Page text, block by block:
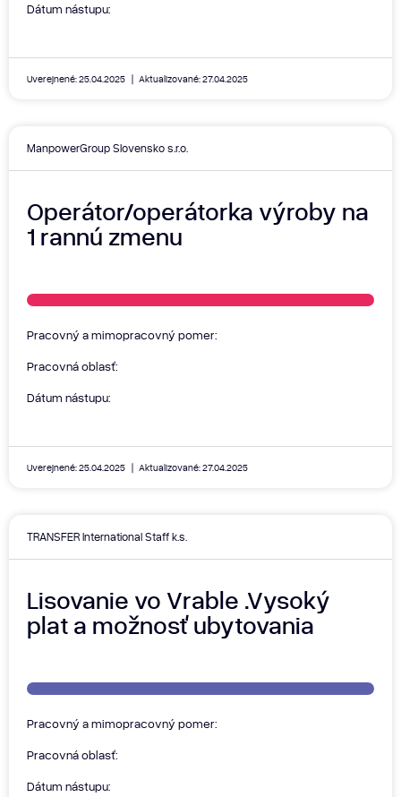
Dátum nástupu:
Uverejnené: 25.04.2025 Aktualizované: 27.04.2025
ManpowerGroup Slovensko s.r.o.
Operátor/operátorka výroby na
1 rannú zmenu
Pracovný a mimopracovný pomer:
Pracovná oblasť:
Dátum nástupu:
Uverejnené: 25.04.2025 Aktualizované: 27.04.2025
TRANSFER International Staff k.s.
Lisovanie vo Vrable .Vysoký
plat a možnosť ubytovania
Pracovný a mimopracovný pomer:
Pracovná oblasť:
Dátum nástupu: